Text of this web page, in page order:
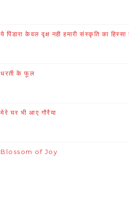
ये पिंडारा केवल वृक्ष नही हमारी संस्कृति का हिस्सा
धरती के फूल
मेरे घर भी आए गौरैया
Blossom of Joy